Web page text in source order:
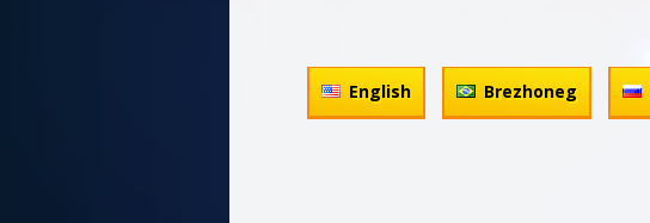
English Brezhoneg